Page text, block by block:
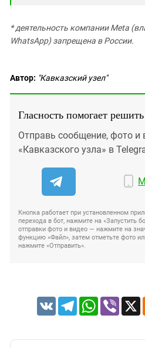
* деятельность компании Meta
WhatsApp) запрещена в России.
Автор: "Кавказский узел"
Гласность помогает
Отправь сообщение, фото и
«Кавказского узла» в
Кнопка работает при установленном
перехода в бот, нажмите на «Запустить
отправки фото и видео — нажмите на
функцию «Файл», затем отметьте фото
нажмите «Отправить».
VK TelegramWhatsApp
Viber X